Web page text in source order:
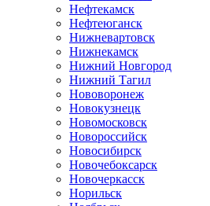
Нефтекамск
Нефтеюганск
Нижневартовск
Нижнекамск
Нижний Новгород
Нижний Тагил
Нововоронеж
Новокузнецк
Новомосковск
Новороссийск
Новосибирск
Новочебоксарск
Новочеркасск
Норильск